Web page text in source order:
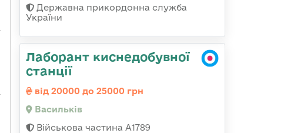
Державна прикордонна служба
України
Лаборант киснедобувної
станції
від 20000 до 25000 грн
Васильків
Військова частина А1789